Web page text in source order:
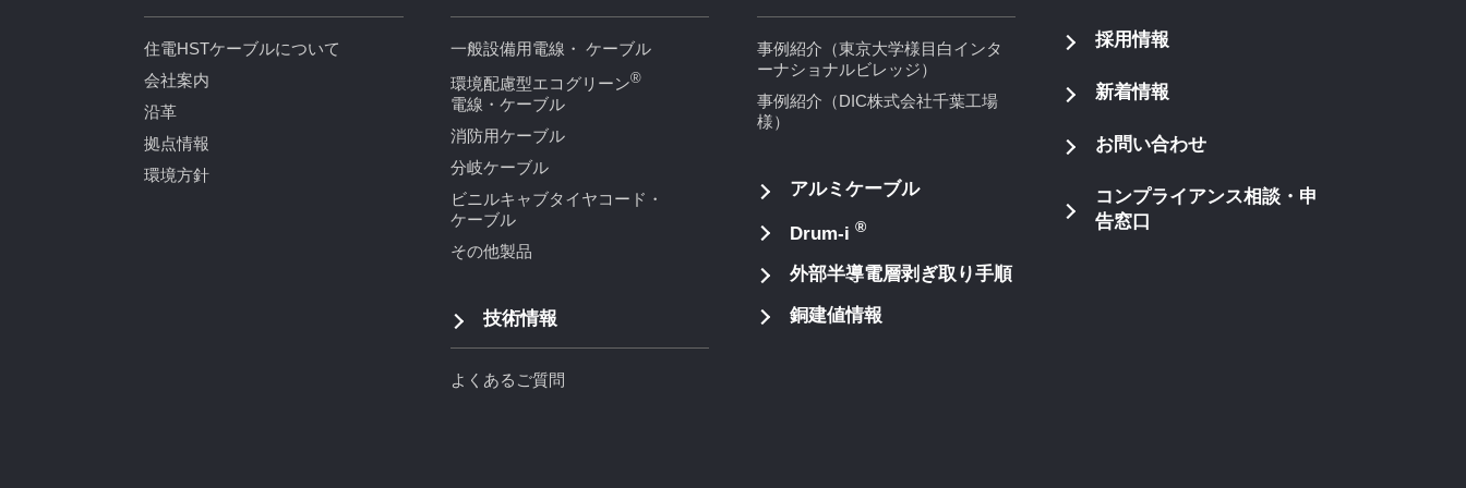
住電HSTケーブルについて
会社案内
沿革
拠点情報
環境方針
一般設備用電線・ ケーブル
環境配慮型エコグリーン®
電線・ケーブル
消防用ケーブル
分岐ケーブル
ビニルキャブタイヤコード・
ケーブル
その他製品
技術情報
よくあるご質問
事例紹介（東京大学様目白インタ
ーナショナルビレッジ）
事例紹介（DIC株式会社千葉工場
様）
アルミケーブル
Drum-i ®
外部半導電層剥ぎ取り手順
銅建値情報
採用情報
新着情報
お問い合わせ
コンプライアンス相談・申
告窓口